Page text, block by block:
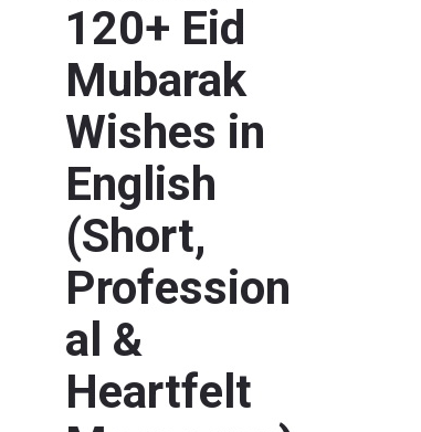
120+ Eid
Mubarak
Wishes in
English
(Short,
Profession
al &
Heartfelt